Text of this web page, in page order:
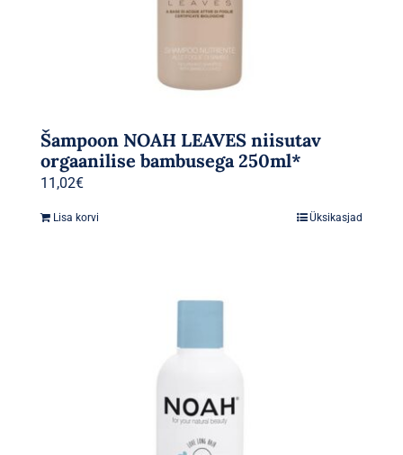
Šampoon NOAH LEAVES niisutav
orgaanilise bambusega 250ml*
11,02€
Lisa korvi Üksikasjad